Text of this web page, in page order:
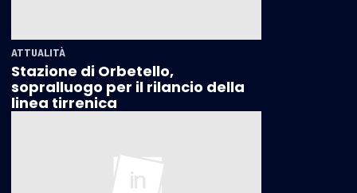
ATTUALITÀ
Stazione di Orbetello,
sopralluogo per il rilancio della
linea tirrenica